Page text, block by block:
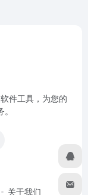
件工具，为您的
关于我们